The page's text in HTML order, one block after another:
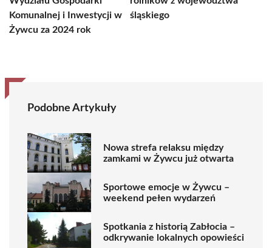
Komunalnej i Inwestycji w
Żywcu za 2024 rok
śląskiego
Podobne Artykuły
Nowa strefa relaksu między
zamkami w Żywcu już otwarta
Sportowe emocje w Żywcu –
weekend pełen wydarzeń
Spotkania z historią Zabłocia –
odkrywanie lokalnych opowieści